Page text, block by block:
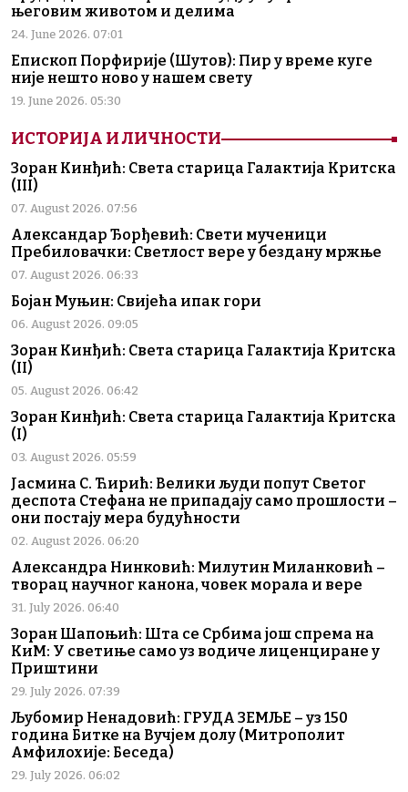
његовим животом и делима
24. June 2026. 07:01
Епископ Порфирије (Шутов): Пир у време куге
није нешто ново у нашем свету
19. June 2026. 05:30
ИСТОРИЈА И ЛИЧНОСТИ
Зоран Кинђић: Света старица Галактија Критска
(III)
07. August 2026. 07:56
Александар Ђорђевић: Свети мученици
Пребиловачки: Светлост вере у бездану мржње
07. August 2026. 06:33
Бојан Муњин: Свијећа ипак гори
06. August 2026. 09:05
Зоран Кинђић: Света старица Галактија Критска
(II)
05. August 2026. 06:42
Зоран Кинђић: Света старица Галактија Критска
(I)
03. August 2026. 05:59
Јасмина С. Ћирић: Велики људи попут Светог
деспота Стефана не припадају само прошлости –
они постају мера будућности
02. August 2026. 06:20
Александра Нинковић: Милутин Миланковић –
творац научног канона, човек морала и вере
31. July 2026. 06:40
Зоран Шапоњић: Шта се Србима још спрема на
КиМ: У светиње само уз водиче лиценциране у
Приштини
29. July 2026. 07:39
Љубомир Ненадовић: ГРУДА ЗЕМЉЕ – уз 150
година Битке на Вучјем долу (Митрополит
Амфилохије: Беседа)
29. July 2026. 06:02